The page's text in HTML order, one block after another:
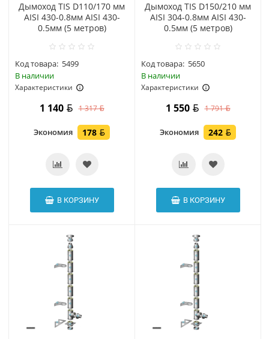
Дымоход TIS D110/170 мм
AISI 430-0.8мм AISI 430-
0.5мм (5 метров)
Код товара: 5499
В наличии
Характеристики
1 140 1 317
Экономия 178
В КОРЗИНУ
Дымоход TIS D150/210 мм
AISI 304-0.8мм AISI 430-
0.5мм (5 метров)
Код товара: 5650
В наличии
Характеристики
1 550 1 791
Экономия 242
В КОРЗИНУ